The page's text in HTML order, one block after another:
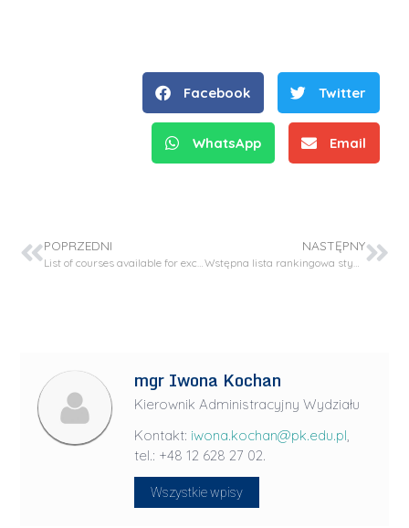
Facebook Twitter
WhatsApp Email
POPRZEDNI
List of courses available for exchange students in academic year 2023/24
NASTĘPNY
Wstępna lista rankingowa stypendium rektora
mgr Iwona Kochan
Kierownik Administracyjny Wydziału
Kontakt: iwona.kochan@pk.edu.pl,
tel.: +48 12 628 27 02.
Wszystkie wpisy